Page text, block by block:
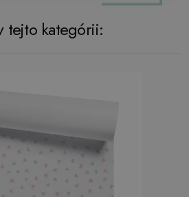
tejto kategórii: